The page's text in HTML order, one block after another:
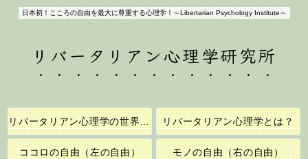
日本初！こころの自由を最大に尊重する心理学！～Libertarian Psychology Institute～
リバータリアン心理学研究所
リバータリアン心理学の世界へようこそ！ リバータリアン心理学とは？
ココロの自由（左の自由） モノの自由（右の自由）